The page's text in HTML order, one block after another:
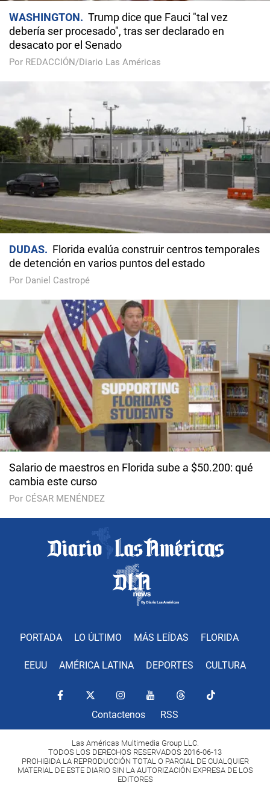
WASHINGTON
Trump dice que Fauci "tal vez
debería ser procesado", tras ser declarado en
desacato por el Senado
Por REDACCIÓN/Diario Las Américas
DUDAS
Florida evalúa construir centros temporales
de detención en varios puntos del estado
Por Daniel Castropé
Salario de maestros en Florida sube a $50.200: qué
cambia este curso
Por CÉSAR MENÉNDEZ
PORTADA LO ÚLTIMO MÁS LEÍDAS FLORIDA
EEUU AMÉRICA LATINA DEPORTES CULTURA
Contactenos RSS
Las Américas Multimedia Group LLC.
TODOS LOS DERECHOS RESERVADOS 2016-06-13
PROHIBIDA LA REPRODUCCIÓN TOTAL O PARCIAL DE CUALQUIER
MATERIAL DE ESTE DIARIO SIN LA AUTORIZACIÓN EXPRESA DE LOS
EDITORES